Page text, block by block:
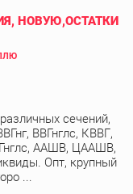
НОВУЮ,ОСТАТКИ
сечений,
ВВГнглс, КВВГ,
ААШВ, ЦААШВ,
Опт, крупный
...